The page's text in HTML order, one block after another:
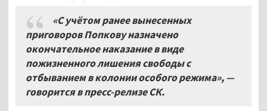
«С учётом ранее вынесенных
приговоров Попкову назначено
окончательное наказание в виде
пожизненного лишения свободы с
отбыванием в колонии особого режима», —
говорится в пресс-релизе СК.